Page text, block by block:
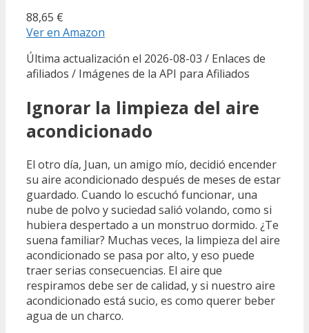
88,65 €
Ver en Amazon
Última actualización el 2026-08-03 / Enlaces de
afiliados / Imágenes de la API para Afiliados
Ignorar la limpieza del aire
acondicionado
El otro día, Juan, un amigo mío, decidió encender
su aire acondicionado después de meses de estar
guardado. Cuando lo escuchó funcionar, una
nube de polvo y suciedad salió volando, como si
hubiera despertado a un monstruo dormido. ¿Te
suena familiar? Muchas veces, la limpieza del aire
acondicionado se pasa por alto, y eso puede
traer serias consecuencias. El aire que
respiramos debe ser de calidad, y si nuestro aire
acondicionado está sucio, es como querer beber
agua de un charco.